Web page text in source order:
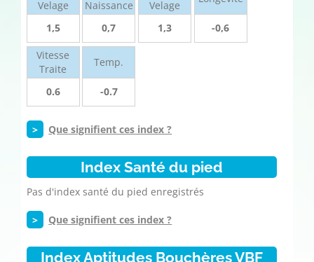
Velage
1,5
Naissance
0,7
Velage
1,3
-0,6
Vitesse
Traite
0.6
Temp.
-0.7
> Que signifient ces index ?
Index Santé du pied
Pas d'index santé du pied enregistrés
> Que signifient ces index ?
Index Aptitudes Bouchères VBF